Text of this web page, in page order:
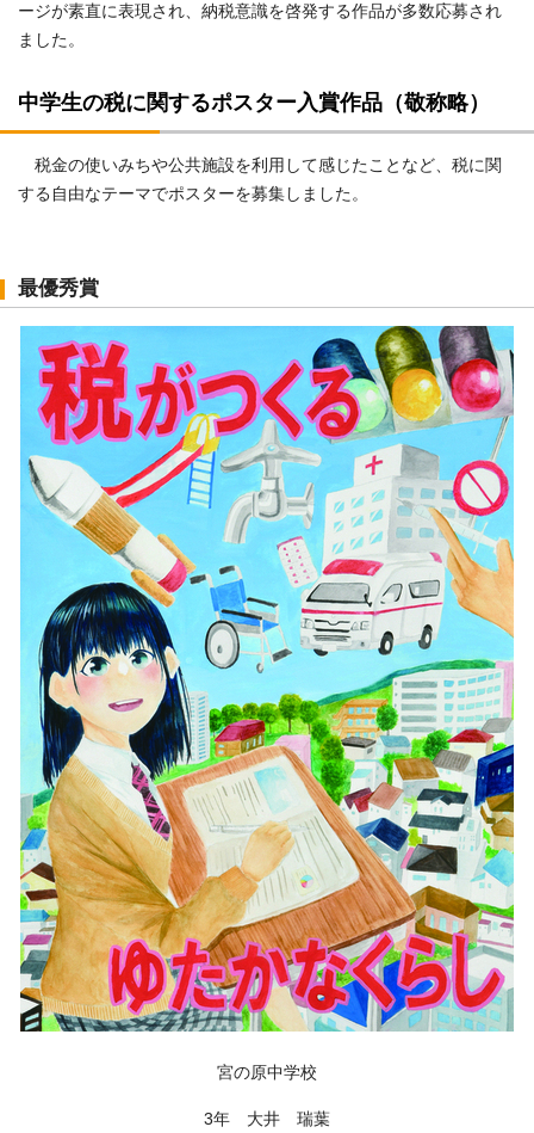
ージが素直に表現され、納税意識を啓発する作品が多数応募され
ました。
中学生の税に関するポスター入賞作品（敬称略）
税金の使いみちや公共施設を利用して感じたことなど、税に関
する自由なテーマでポスターを募集しました。
最優秀賞
宮の原中学校
3年 大井 瑞葉